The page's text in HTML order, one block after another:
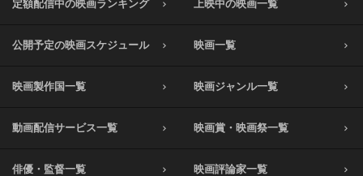
定額配信中の映画ランキング 上映中の映画一覧
公開予定の映画スケジュール 映画一覧
映画製作国一覧 映画ジャンル一覧
動画配信サービス一覧 映画賞・映画祭一覧
俳優・監督一覧 映画評論家一覧